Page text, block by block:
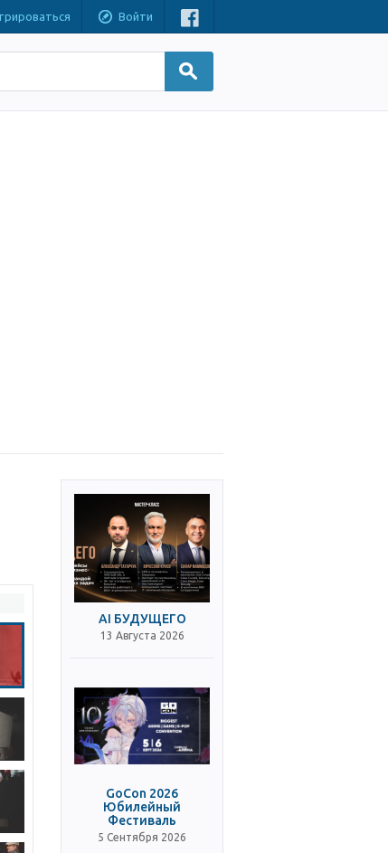
Войти
AI БУДУЩЕГО
13 Августа 2026
GoCon 2026
Юбилейный
Фестиваль
5 Сентября 2026